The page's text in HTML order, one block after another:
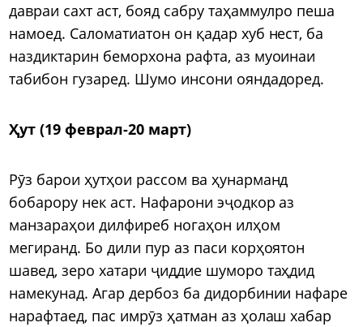
давраи сахт аст, бояд сабру таҳаммулро пеша
намоед. Саломатиатон он қадар хуб нест, ба
наздиктарин беморхона рафта, аз муоинаи
табибон гузаред. Шумо инсони ояндадоред.
Ҳут (19 феврал-20 март)
Рӯз барои ҳутҳои рассом ва ҳунарманд
бобарору нек аст. Нафарони эҷодкор аз
манзараҳои дилфиреб ногаҳон илҳом
мегиранд. Бо дили пур аз паси корҳоятон
шавед, зеро хатари ҷиддие шуморо таҳдид
намекунад. Агар дербоз ба дидорбинии нафаре
нарафтаед, пас имрӯз ҳатман аз ҳолаш хабар